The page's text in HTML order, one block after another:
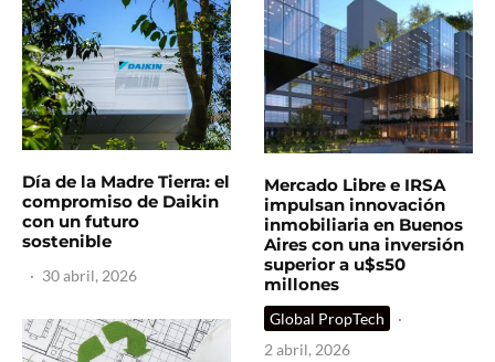
Día de la Madre Tierra: el
compromiso de Daikin
con un futuro
sostenible
· 30 abril, 2026
Mercado Libre e IRSA
impulsan innovación
inmobiliaria en Buenos
Aires con una inversión
superior a u$s50
millones
Global PropTech
·
2 abril, 2026